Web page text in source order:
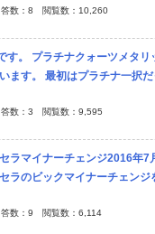
答数： 8 閲覧数： 10,260
す。 プラチナクォーツメタリ
ます。 最初はプラチナ一択
のプラチナが光の加減かベタ
答数： 3 閲覧数： 9,595
セラマイナーチェンジ2016年
ラのビックマイナーチェン
の目玉は1.5L ディーゼルエン
答数： 9 閲覧数： 6,114